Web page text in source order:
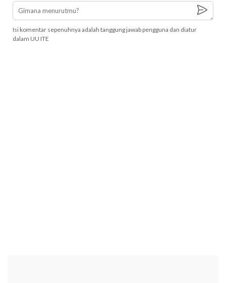
Isi komentar sepenuhnya adalah tanggung jawab pengguna dan diatur
dalam UU ITE